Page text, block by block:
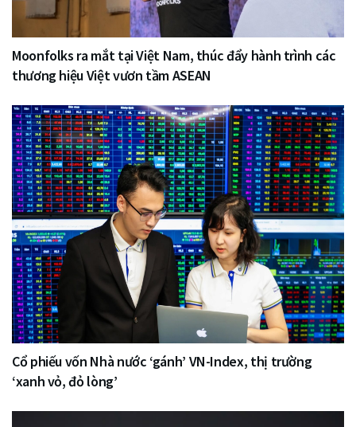
Moonfolks ra mắt tại Việt Nam, thúc đẩy hành trình các
thương hiệu Việt vươn tầm ASEAN
Cổ phiếu vốn Nhà nước ‘gánh’ VN-Index, thị trường
‘xanh vỏ, đỏ lòng’